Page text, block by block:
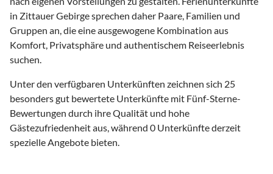
in Zittauer Gebirge sprechen daher Paare, Familien und
Gruppen an, die eine ausgewogene Kombination aus
Komfort, Privatsphäre und authentischem Reiseerlebnis
suchen.
Unter den verfügbaren Unterkünften zeichnen sich 25
besonders gut bewertete Unterkünfte mit Fünf-Sterne-
Bewertungen durch ihre Qualität und hohe
Gästezufriedenheit aus, während 0 Unterkünfte derzeit
spezielle Angebote bieten.